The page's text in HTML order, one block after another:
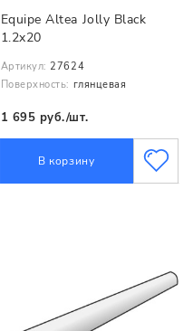
Equipe Altea Jolly Black
1.2x20
Артикул: 27624
Поверхность: глянцевая
1 695 руб./шт.
В корзину